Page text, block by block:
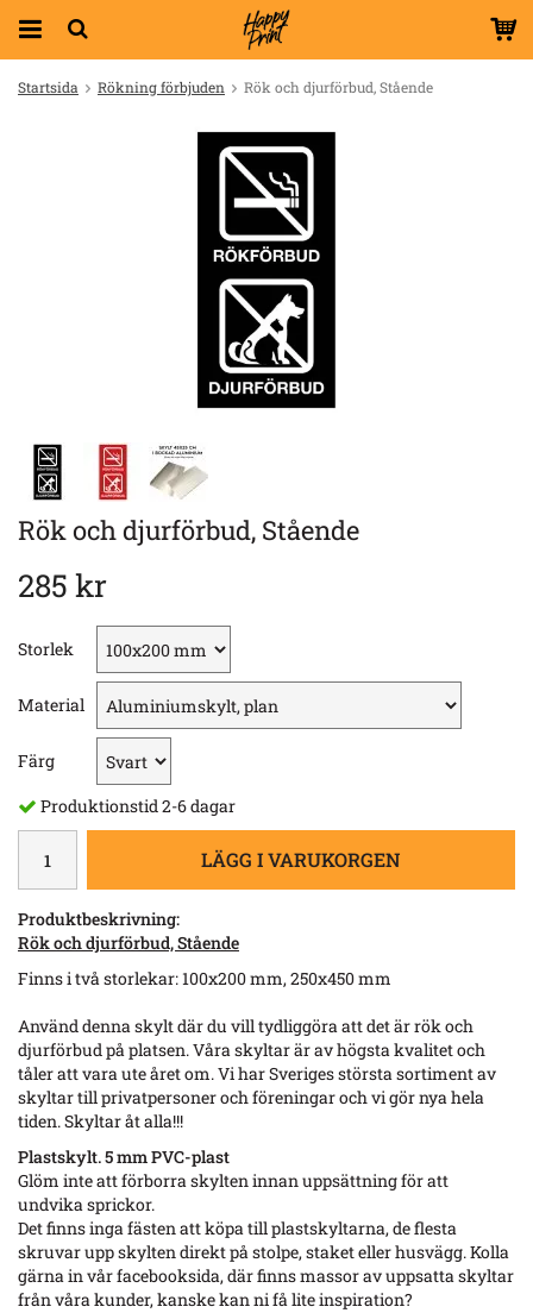
Startsida Rökning förbjuden Rök och djurförbud, Stående
Rök och djurförbud, Stående
285 kr
Storlek
Material
Färg
Produktionstid 2-6 dagar
LÄGG I VARUKORGEN
Produktbeskrivning:
Rök och djurförbud, Stående
Finns i två storlekar: 100x200 mm, 250x450 mm
Använd denna skylt där du vill tydliggöra att det är rök och
djurförbud på platsen. Våra skyltar är av högsta kvalitet och
tåler att vara ute året om. Vi har Sveriges största sortiment av
skyltar till privatpersoner och föreningar och vi gör nya hela
tiden. Skyltar åt alla!!!
Plastskylt. 5 mm PVC-plast
Glöm inte att förborra skylten innan uppsättning för att
undvika sprickor.
Det finns inga fästen att köpa till plastskyltarna, de flesta
skruvar upp skylten direkt på stolpe, staket eller husvägg. Kolla
gärna in vår facebooksida, där finns massor av uppsatta skyltar
från våra kunder, kanske kan ni få lite inspiration?